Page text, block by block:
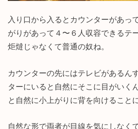
入り口から入るとカウンターがあっ
がりがあって４〜６人収容できるテ
炬燵じゃなくて普通の奴ね。
カウンターの先にはテレビがあるん
ターにいると自然にそこに目がいく
と自然に小上がりに背を向けること
自然な形で両者が目線を気にしなく